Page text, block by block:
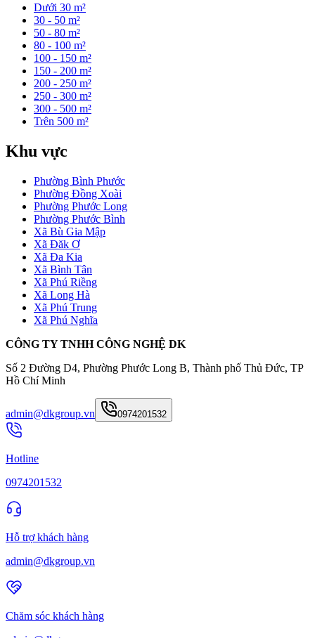
Dưới 30 m²
30 - 50 m²
50 - 80 m²
80 - 100 m²
100 - 150 m²
150 - 200 m²
200 - 250 m²
250 - 300 m²
300 - 500 m²
Trên 500 m²
Khu vực
Phường Bình Phước
Phường Đồng Xoài
Phường Phước Long
Phường Phước Bình
Xã Bù Gia Mập
Xã Đăk Ơ
Xã Đa Kia
Xã Bình Tân
Xã Phú Riềng
Xã Long Hà
Xã Phú Trung
Xã Phú Nghĩa
CÔNG TY TNHH CÔNG NGHỆ DK
Số 2 Đường D4, Phường Phước Long B, Thành phố Thủ Đức, TP
Hồ Chí Minh
admin@dkgroup.vn 0974201532
Hotline
0974201532
Hỗ trợ khách hàng
admin@dkgroup.vn
Chăm sóc khách hàng